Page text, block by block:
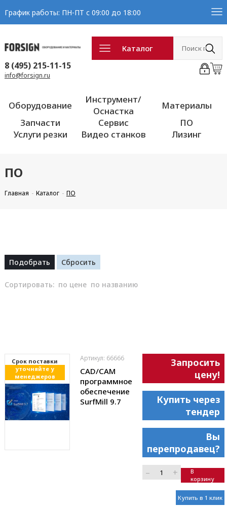
График работы: ПН-ПТ с 09:00 до 18:00
Каталог
8 (495) 215-11-15
info@forsign.ru
Оборудование
Инструмент/
Оснастка
Материалы
Запчасти
Сервис
ПО
Услуги резки
Видео станков Лизинг
ПО
Главная Каталог ПО
Сортировать: по цене по названию
Cрок поставки
уточняйте у
менеджеров
Артикул: 66666
CAD/CAM
программное
обеспечение
SurfMill 9.7
Запросить
цену!
Купить через
тендер
Вы
перепродавец?
– +
В
корзину
Купить в 1 клик